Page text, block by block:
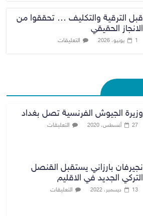
قبل الترقية والتكليف … تحققوا من
الانجاز الحقيقي
1 يونيو، 2026 التعليقات
وزيرة الجيوش الفرنسية تصل بغداد
27 أغسطس، 2020 التعليقات
نجيرفان بارزاني يستقبل القنصل
التركي الجديد في الاقليم
13 ديسمبر، 2022 التعليقات